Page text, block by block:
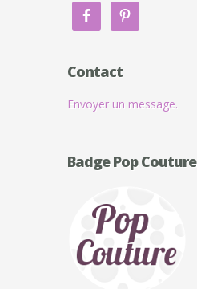
Contact
Envoyer un message.
Badge Pop Couture